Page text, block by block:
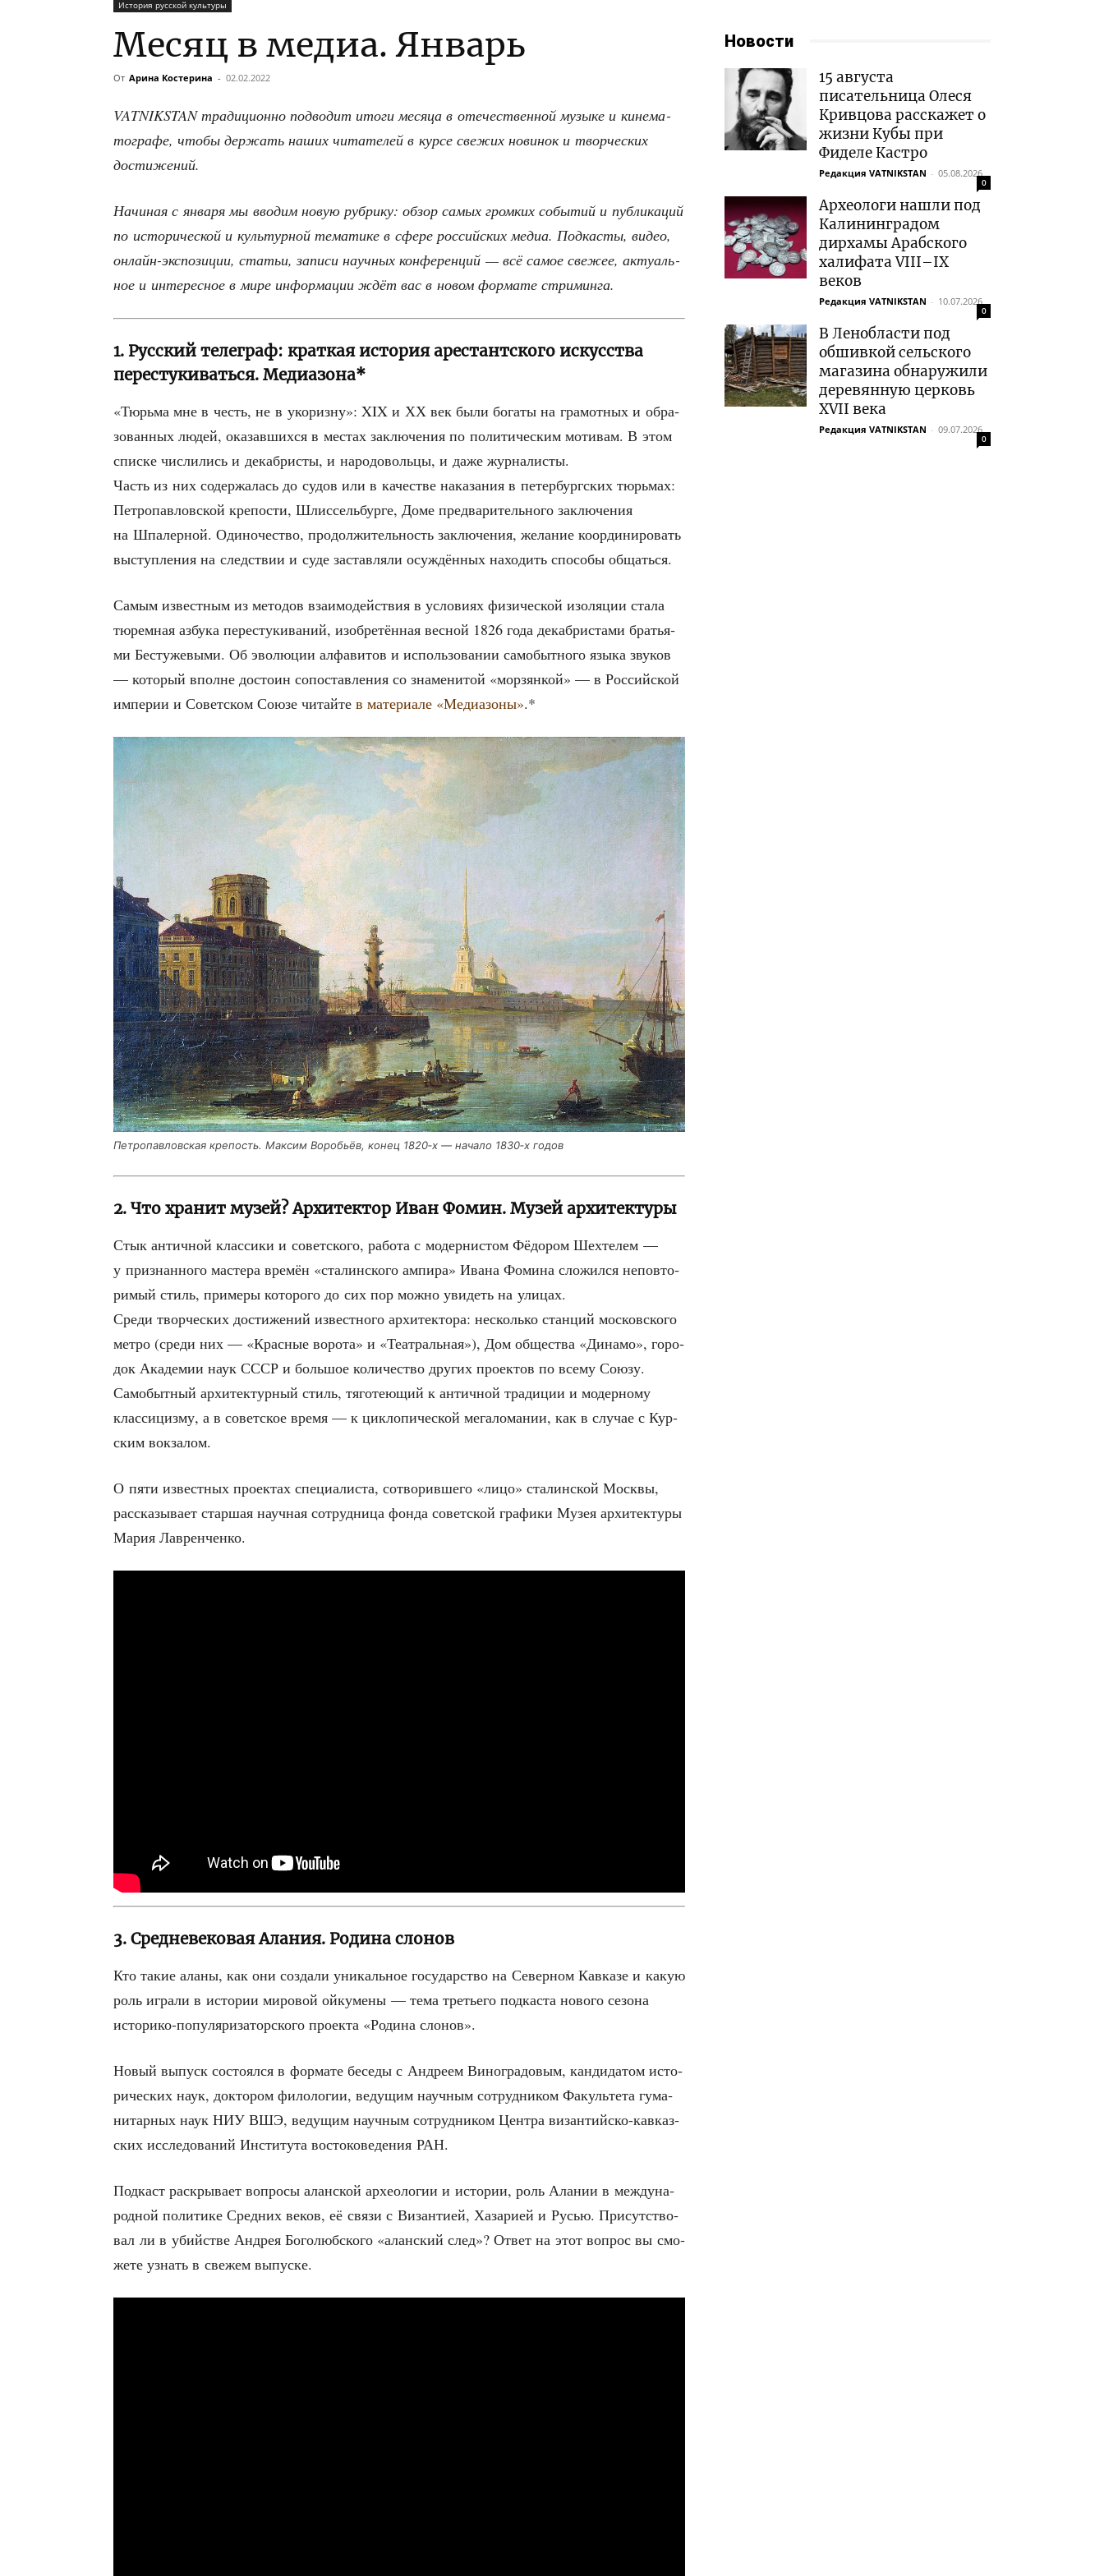
История русской культуры
Месяц в медиа. Январь
От Арина Костерина - 02.02.2022
VATNIKSTAN тра­ди­ци­он­но под­во­дит ито­ги меся­ца в оте­че­ствен­ной музы­ке и кине­ма­
то­гра­фе, что­бы дер­жать наших чита­те­лей в кур­се све­жих нови­нок и твор­че­ских
достижений.
Начи­ная с янва­ря мы вво­дим новую руб­ри­ку: обзор самых гром­ких собы­тий и пуб­ли­ка­ций
по исто­ри­че­ской и куль­тур­ной тема­ти­ке в сфе­ре рос­сий­ских медиа. Под­ка­сты, видео,
онлайн-экс­по­зи­ции, ста­тьи, запи­си науч­ных кон­фе­рен­ций — всё самое све­жее, акту­аль­
ное и инте­рес­ное в мире инфор­ма­ции ждёт вас в новом фор­ма­те стриминга.
1. Русский телеграф: краткая история арестантского искусства
перестукиваться. Медиазона*
«Тюрь­ма мне в честь, не в уко­риз­ну»: XIX и ХХ век были бога­ты на гра­мот­ных и обра­
зо­ван­ных людей, ока­зав­ших­ся в местах заклю­че­ния по поли­ти­че­ским моти­вам. В этом
спис­ке чис­ли­лись и декаб­ри­сты, и наро­до­воль­цы, и даже журналисты.
Часть из них содер­жа­лась до судов или в каче­стве нака­за­ния в петер­бург­ских тюрь­мах:
Пет­ро­пав­лов­ской кре­по­сти, Шлис­сель­бур­ге, Доме пред­ва­ри­тель­но­го заклю­че­ния
на Шпа­лер­ной. Оди­но­че­ство, про­дол­жи­тель­ность заклю­че­ния, жела­ние коор­ди­ни­ро­вать
выступ­ле­ния на след­ствии и суде застав­ля­ли осуж­дён­ных нахо­дить спо­со­бы общаться.
Самым извест­ным из мето­дов вза­и­мо­дей­ствия в усло­ви­ях физи­че­ской изо­ля­ции ста­ла
тюрем­ная азбу­ка пере­сту­ки­ва­ний, изоб­ре­тён­ная вес­ной 1826 года декаб­ри­ста­ми бра­тья­
ми Бес­ту­же­вы­ми. Об эво­лю­ции алфа­ви­тов и исполь­зо­ва­нии само­быт­но­го язы­ка зву­ков
— кото­рый вполне досто­ин сопо­став­ле­ния со зна­ме­ни­той «мор­зян­кой» — в Рос­сий­ской
импе­рии и Совет­ском Сою­зе читай­те в мате­ри­а­ле «Меди­азо­ны».*
Пет­ро­пав­лов­ская кре­пость. Мак­сим Воро­бьёв, конец 1820‑х — нача­ло 1830‑х годов
2. Что хранит музей? Архитектор Иван Фомин. Музей архитектуры
Стык антич­ной клас­си­ки и совет­ско­го, рабо­та с модер­ни­стом Фёдо­ром Шех­те­лем —
у при­знан­но­го масте­ра вре­мён «ста­лин­ско­го ампи­ра» Ива­на Фоми­на сло­жил­ся непо­вто­
ри­мый стиль, при­ме­ры кото­ро­го до сих пор мож­но уви­деть на улицах.
Сре­ди твор­че­ских дости­же­ний извест­но­го архи­тек­то­ра: несколь­ко стан­ций мос­ков­ско­го
мет­ро (сре­ди них — «Крас­ные воро­та» и «Теат­раль­ная»), Дом обще­ства «Дина­мо», горо­
док Ака­де­мии наук СССР и боль­шое коли­че­ство дру­гих про­ек­тов по все­му Сою­зу.
Само­быт­ный архи­тек­тур­ный стиль, тяго­те­ю­щий к антич­ной тра­ди­ции и модер­но­му
клас­си­циз­му, а в совет­ское вре­мя — к цик­ло­пи­че­ской мега­ло­ма­нии, как в слу­чае с Кур­
ским вокзалом.
О пяти извест­ных про­ек­тах спе­ци­а­ли­ста, сотво­рив­ше­го «лицо» ста­лин­ской Моск­вы,
рас­ска­зы­ва­ет стар­шая науч­ная сотруд­ни­ца фон­да совет­ской гра­фи­ки Музея архи­тек­ту­ры
Мария Лавренченко.
3. Средневековая Алания. Родина слонов
Кто такие ала­ны, как они созда­ли уни­каль­ное госу­дар­ство на Север­ном Кав­ка­зе и какую
роль игра­ли в исто­рии миро­вой ойку­ме­ны — тема тре­тье­го под­ка­ста ново­го сезо­на
исто­ри­ко-попу­ля­ри­за­тор­ско­го про­ек­та «Роди­на слонов».
Новый выпуск состо­ял­ся в фор­ма­те бесе­ды с Андре­ем Вино­гра­до­вым, кан­ди­да­том исто­
ри­че­ских наук, док­то­ром фило­ло­гии, веду­щим науч­ным сотруд­ни­ком Факуль­те­та гума­
ни­тар­ных наук НИУ ВШЭ, веду­щим науч­ным сотруд­ни­ком Цен­тра визан­тий­ско-кав­каз­
ских иссле­до­ва­ний Инсти­ту­та восто­ко­ве­де­ния РАН.
Под­каст рас­кры­ва­ет вопро­сы алан­ской архео­ло­гии и исто­рии, роль Ала­нии в меж­ду­на­
род­ной поли­ти­ке Сред­них веков, её свя­зи с Визан­ти­ей, Хаза­ри­ей и Русью. При­сут­ство­
вал ли в убий­стве Андрея Бого­люб­ско­го «алан­ский след»? Ответ на этот вопрос вы смо­
же­те узнать в све­жем выпуске.
Новости
15 августа
писательница Олеся
Кривцова расскажет о
жизни Кубы при
Фиделе Кастро
Редакция VATNIKSTAN - 05.08.2026
0
Археологи нашли под
Калининградом
дирхамы Арабского
халифата VIII–IX
веков
Редакция VATNIKSTAN - 10.07.2026
0
В Ленобласти под
обшивкой сельского
магазина обнаружили
деревянную церковь
XVII века
Редакция VATNIKSTAN - 09.07.2026
0